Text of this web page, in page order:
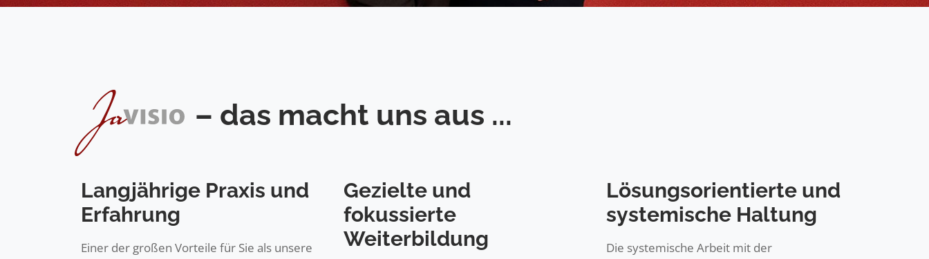
JAvisio – das macht uns aus ...
Langjährige Praxis und
Erfahrung
Einer der großen Vorteile für Sie als unsere
Gezielte und
fokussierte
Weiterbildung
Lösungsorientierte und
systemische Haltung
Die systemische Arbeit mit der